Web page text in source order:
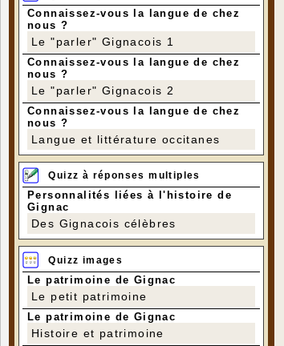
Connaissez-vous la langue de chez
nous ?
Le "parler" Gignacois 1
Connaissez-vous la langue de chez
nous ?
Le "parler" Gignacois 2
Connaissez-vous la langue de chez
nous ?
Langue et littérature occitanes
Quizz à réponses multiples
Personnalités liées à l'histoire de
Gignac
Des Gignacois célèbres
Quizz images
Le patrimoine de Gignac
Le petit patrimoine
Le patrimoine de Gignac
Histoire et patrimoine